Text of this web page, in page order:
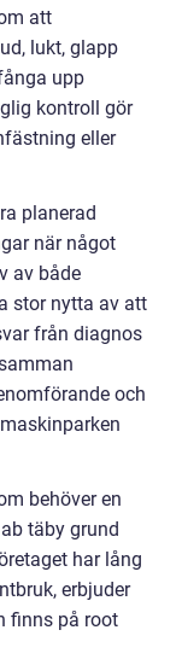
att
lukt, glapp
upp
kontroll gör
eller
planerad
när något
av både
stor nytta av att
från diagnos
och
behöver en
täby grund
har lång
erbjuder
finns på root